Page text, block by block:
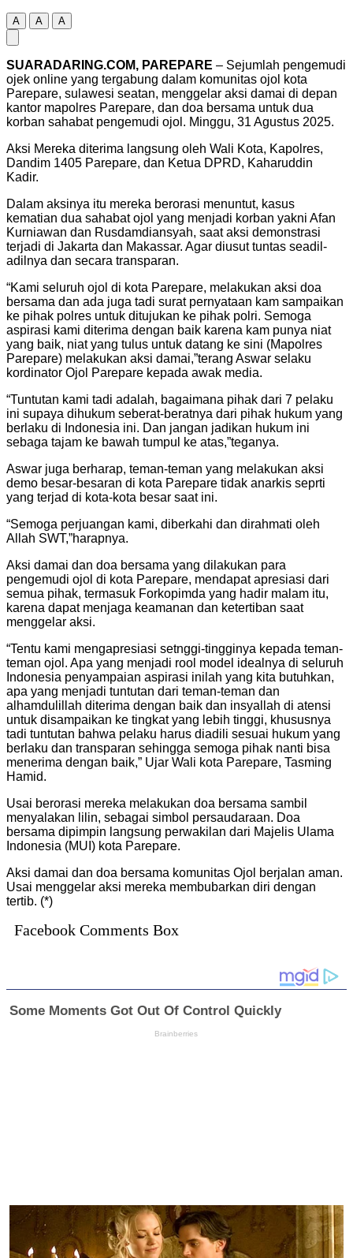
A A A
SUARADARING.COM, PAREPARE – Sejumlah pengemudi
ojek online yang tergabung dalam komunitas ojol kota
Parepare, sulawesi seatan, menggelar aksi damai di depan
kantor mapolres Parepare, dan doa bersama untuk dua
korban sahabat pengemudi ojol. Minggu, 31 Agustus 2025.
Aksi Mereka diterima langsung oleh Wali Kota, Kapolres,
Dandim 1405 Parepare, dan Ketua DPRD, Kaharuddin
Kadir.
Dalam aksinya itu mereka berorasi menuntut, kasus
kematian dua sahabat ojol yang menjadi korban yakni Afan
Kurniawan dan Rusdamdiansyah, saat aksi demonstrasi
terjadi di Jakarta dan Makassar. Agar diusut tuntas seadil-
adilnya dan secara transparan.
“Kami seluruh ojol di kota Parepare, melakukan aksi doa
bersama dan ada juga tadi surat pernyataan kam sampaikan
ke pihak polres untuk ditujukan ke pihak polri. Semoga
aspirasi kami diterima dengan baik karena kam punya niat
yang baik, niat yang tulus untuk datang ke sini (Mapolres
Parepare) melakukan aksi damai,”terang Aswar selaku
kordinator Ojol Parepare kepada awak media.
“Tuntutan kami tadi adalah, bagaimana pihak dari 7 pelaku
ini supaya dihukum seberat-beratnya dari pihak hukum yang
berlaku di Indonesia ini. Dan jangan jadikan hukum ini
sebaga tajam ke bawah tumpul ke atas,”teganya.
Aswar juga berharap, teman-teman yang melakukan aksi
demo besar-besaran di kota Parepare tidak anarkis seprti
yang terjad di kota-kota besar saat ini.
“Semoga perjuangan kami, diberkahi dan dirahmati oleh
Allah SWT,”harapnya.
Aksi damai dan doa bersama yang dilakukan para
pengemudi ojol di kota Parepare, mendapat apresiasi dari
semua pihak, termasuk Forkopimda yang hadir malam itu,
karena dapat menjaga keamanan dan ketertiban saat
menggelar aksi.
“Tentu kami mengapresiasi setnggi-tingginya kepada teman-
teman ojol. Apa yang menjadi rool model idealnya di seluruh
Indonesia penyampaian aspirasi inilah yang kita butuhkan,
apa yang menjadi tuntutan dari teman-teman dan
alhamdulillah diterima dengan baik dan insyallah di atensi
untuk disampaikan ke tingkat yang lebih tinggi, khususnya
tadi tuntutan bahwa pelaku harus diadili sesuai hukum yang
berlaku dan transparan sehingga semoga pihak nanti bisa
menerima dengan baik,” Ujar Wali kota Parepare, Tasming
Hamid.
Usai berorasi mereka melakukan doa bersama sambil
menyalakan lilin, sebagai simbol persaudaraan. Doa
bersama dipimpin langsung perwakilan dari Majelis Ulama
Indonesia (MUI) kota Parepare.
Aksi damai dan doa bersama komunitas Ojol berjalan aman.
Usai menggelar aksi mereka membubarkan diri dengan
tertib. (*)
Facebook Comments Box